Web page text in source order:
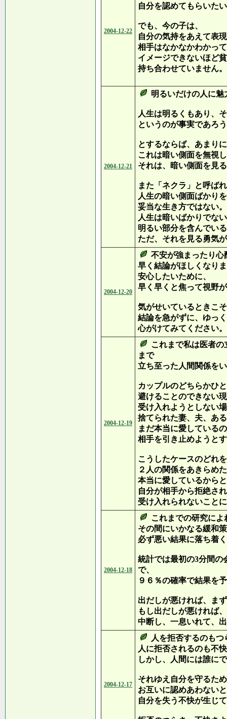
2004-12-22
自分を認めてもらいた
でも、今の子は、
自分の気持をあえて表
相手はなかなかわかっ
イメージできないほど
持ち合わせていません。
2004-12-21
明るいだけの人に
人生は明るくもあり、
というのが事実であろ
とするならば、あまり
これは暗い側面を無視
それは、暗い側面を見
また「ネクラ」と呼ば
人生の暗い側面ばかり
妥当な生き方ではない。
人生は暗いばかりでな
明るい部分を含んでい
ただ、それを見る勇気
2004-12-20
不安が強まったり心
早く結論がほしくなり
安心したいために、
早く早くと焦って視野
気がせいているときこ
結論を急がずに、ゆっ
心がけてみてください。
2004-12-19
これまで私は医者
まで
立ち至った人間関係を
カップルのどちらかひ
避けることのできない
受け入れようとしない
捨てられた妻、夫、あ
まだ本当に愛している
相手を引き止めようと
こうしたケースのどれ
２人の関係をあきらめ
本当に愛しているから
自分が相手から拒絶さ
受け入れられないこと
2004-12-18
これまでの研究に
その間にいかなる緩和
必ず悪い結果に落ち着
統計では最初の3分間の
で、
９６％の確率で結果を
出だしが悪ければ、ま
もし出だしが悪ければ
中断し、一息いれて、
2004-12-17
人を拒否するのもつ
人に拒否されるのも不
しかし、人間には誰に
それゆえ自分を守るた
お互いに認めあわない
自分を失う不快が生じ